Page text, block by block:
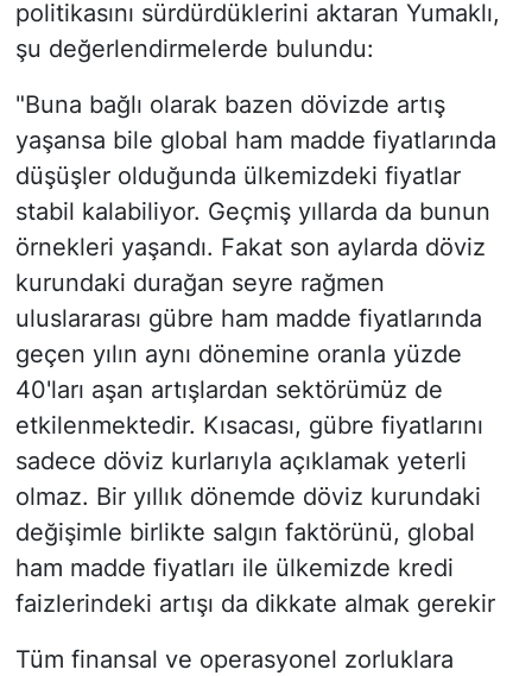
politikasını sürdürdüklerini aktaran Yumaklı,
şu değerlendirmelerde bulundu:
"Buna bağlı olarak bazen dövizde artış
yaşansa bile global ham madde fiyatlarında
düşüşler olduğunda ülkemizdeki fiyatlar
stabil kalabiliyor. Geçmiş yıllarda da bunun
örnekleri yaşandı. Fakat son aylarda döviz
kurundaki durağan seyre rağmen
uluslararası gübre ham madde fiyatlarında
geçen yılın aynı dönemine oranla yüzde
40'ları aşan artışlardan sektörümüz de
etkilenmektedir. Kısacası, gübre fiyatlarını
sadece döviz kurlarıyla açıklamak yeterli
olmaz. Bir yıllık dönemde döviz kurundaki
değişimle birlikte salgın faktörünü, global
ham madde fiyatları ile ülkemizde kredi
faizlerindeki artışı da dikkate almak gerekir
Tüm finansal ve operasyonel zorluklara